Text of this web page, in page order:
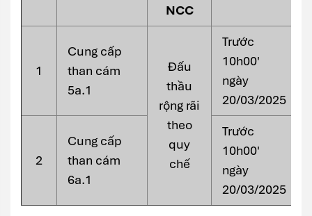
NCC
1
Cung cấp
than cám
5a.1
Đấu
thầu
rộng rãi
theo
quy
chế
Trước
10h00'
ngày
20/03/2025
2
Cung cấp
than cám
6a.1
Trước
10h00'
ngày
20/03/2025